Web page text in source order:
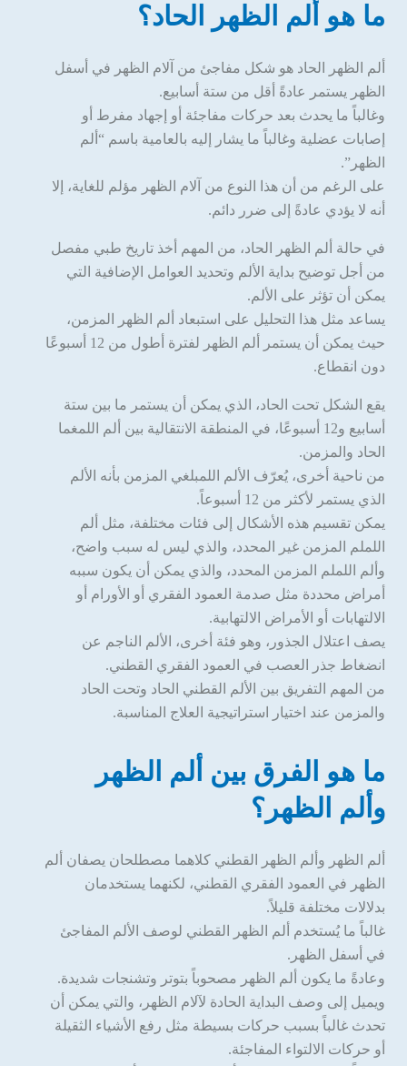
ما هو ألم الظهر الحاد؟
ألم الظهر الحاد هو شكل مفاجئ من آلام الظهر في أسفل
الظهر يستمر عادةً أقل من ستة أسابيع.
وغالباً ما يحدث بعد حركات مفاجئة أو إجهاد مفرط أو
إصابات عضلية وغالباً ما يشار إليه بالعامية باسم “ألم
الظهر”.
على الرغم من أن هذا النوع من آلام الظهر مؤلم للغاية، إلا
أنه لا يؤدي عادةً إلى ضرر دائم.
في حالة ألم الظهر الحاد، من المهم أخذ تاريخ طبي مفصل
من أجل توضيح بداية الألم وتحديد العوامل الإضافية التي
يمكن أن تؤثر على الألم.
يساعد مثل هذا التحليل على استبعاد ألم الظهر المزمن،
حيث يمكن أن يستمر ألم الظهر لفترة أطول من 12 أسبوعًا
دون انقطاع.
يقع الشكل تحت الحاد، الذي يمكن أن يستمر ما بين ستة
أسابيع و12 أسبوعًا، في المنطقة الانتقالية بين ألم اللمغما
الحاد والمزمن.
من ناحية أخرى، يُعرّف الألم اللمبلغي المزمن بأنه الألم
الذي يستمر لأكثر من 12 أسبوعاً.
يمكن تقسيم هذه الأشكال إلى فئات مختلفة، مثل ألم
اللملم المزمن غير المحدد، والذي ليس له سبب واضح،
وألم اللملم المزمن المحدد، والذي يمكن أن يكون سببه
أمراض محددة مثل صدمة العمود الفقري أو الأورام أو
الالتهابات أو الأمراض الالتهابية.
يصف اعتلال الجذور، وهو فئة أخرى، الألم الناجم عن
انضغاط جذر العصب في العمود الفقري القطني.
من المهم التفريق بين الألم القطني الحاد وتحت الحاد
والمزمن عند اختيار استراتيجية العلاج المناسبة.
ما هو الفرق بين ألم الظهر
وألم الظهر؟
ألم الظهر وألم الظهر القطني كلاهما مصطلحان يصفان ألم
الظهر في العمود الفقري القطني، لكنهما يستخدمان
بدلالات مختلفة قليلاً.
غالباً ما يُستخدم ألم الظهر القطني لوصف الألم المفاجئ
في أسفل الظهر.
وعادةً ما يكون ألم الظهر مصحوباً بتوتر وتشنجات شديدة.
ويميل إلى وصف البداية الحادة لآلام الظهر، والتي يمكن أن
تحدث غالباً بسبب حركات بسيطة مثل رفع الأشياء الثقيلة
أو حركات الالتواء المفاجئة.